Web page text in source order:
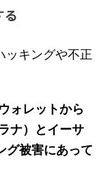
る
ッキングや不正
ォレットから
ナ）とイーサ
グ被害にあって